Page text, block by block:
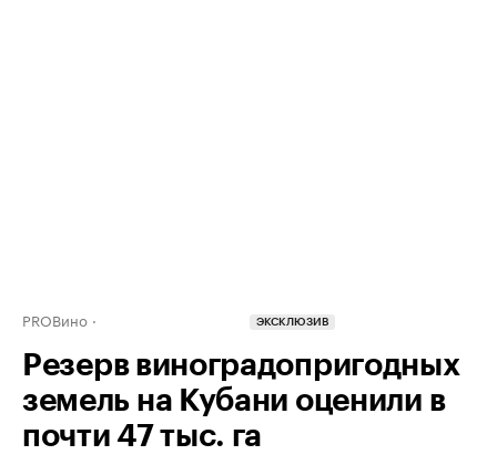
PROВино ЭКСКЛЮЗИВ
Резерв виноградопригодных
земель на Кубани оценили в
почти 47 тыс. га